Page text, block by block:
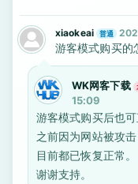
xiaokeai 普通
游客模式购买的
WK网客下载
15:09
游客模式购买后也可
之前因为网站被攻击
目前都已恢复正常。
谢谢支持。